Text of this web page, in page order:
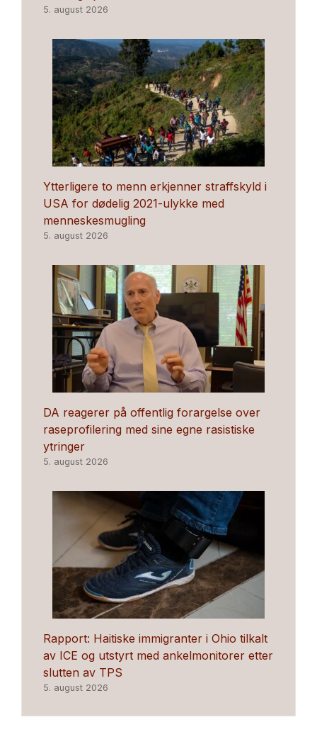
5. august 2026
Ytterligere to menn erkjenner straffskyld i
USA for dødelig 2021-ulykke med
menneskesmugling
5. august 2026
DA reagerer på offentlig forargelse over
raseprofilering med sine egne rasistiske
ytringer
5. august 2026
Rapport: Haitiske immigranter i Ohio tilkalt
av ICE og utstyrt med ankelmonitorer etter
slutten av TPS
5. august 2026